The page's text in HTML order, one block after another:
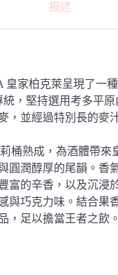
描述
皇家柏克萊呈現了一
，堅持選用考多平原
，並經過特別長的麥
桶熟成，為酒體帶來
圓潤醇厚的尾韻。香
富的辛香，以及沉浸
與巧克力味。結合果
，足以擔當王者之飲。